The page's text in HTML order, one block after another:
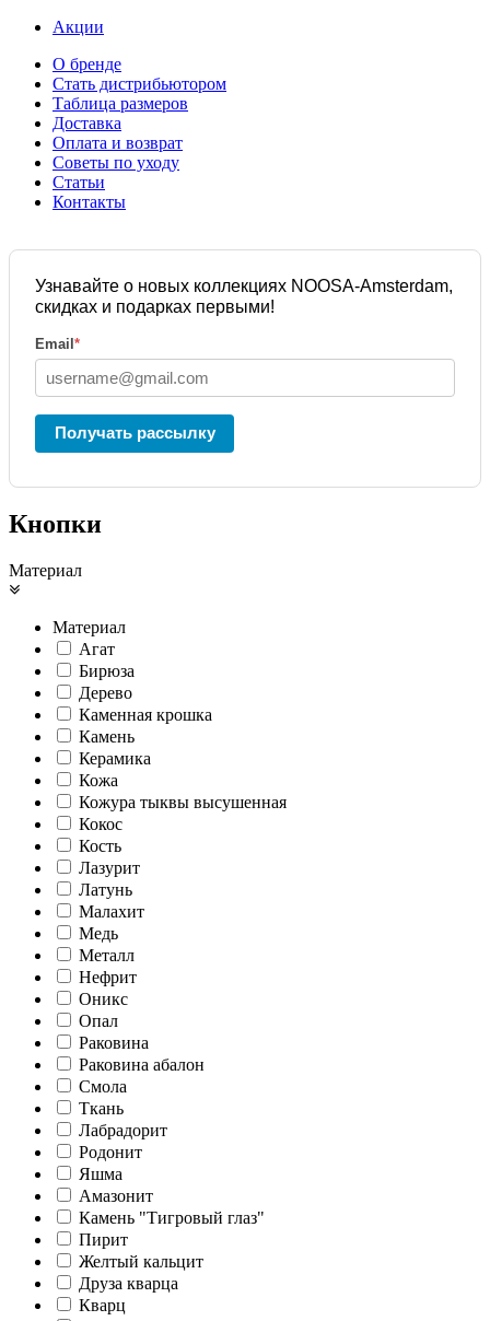
Акции
О бренде
Стать дистрибьютором
Таблица размеров
Доставка
Оплата и возврат
Советы по уходу
Статьи
Контакты
Узнавайте о новых коллекциях NOOSA-Amsterdam,
скидках и подарках первыми!
Email *
Получать рассылку
Кнопки
Материал
Материал
Агат
Бирюза
Дерево
Каменная крошка
Камень
Керамика
Кожа
Кожура тыквы высушенная
Кокос
Кость
Лазурит
Латунь
Малахит
Медь
Металл
Нефрит
Оникс
Опал
Раковина
Раковина абалон
Смола
Ткань
Лабрадорит
Родонит
Яшма
Амазонит
Камень "Тигровый глаз"
Пирит
Желтый кальцит
Друза кварца
Кварц